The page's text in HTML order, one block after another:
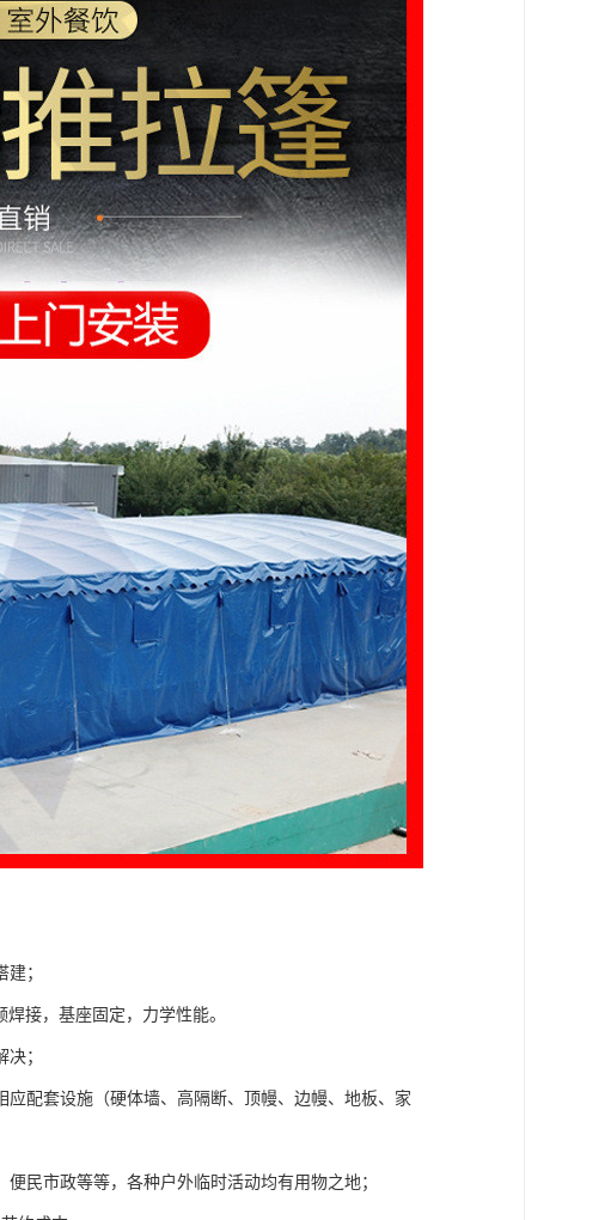
；
接，基座固定，力学性能。
；
配套设施（硬体墙、高隔断、顶幔、边幔、地板、家
民市政等等，各种户外临时活动均有用物之地；